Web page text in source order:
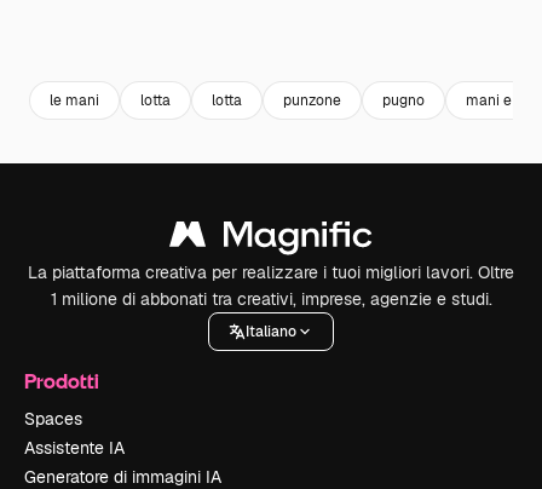
le mani lotta lotta punzone pugno mani e
La piattaforma creativa per realizzare i tuoi migliori lavori. Oltre
1 milione di abbonati tra creativi, imprese, agenzie e studi.
Italiano
Prodotti
Spaces
Assistente IA
Generatore di immagini IA